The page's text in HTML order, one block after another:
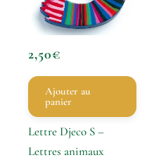
2,50€
Ajouter au
panier
Lettre Djeco S –
Lettres animaux